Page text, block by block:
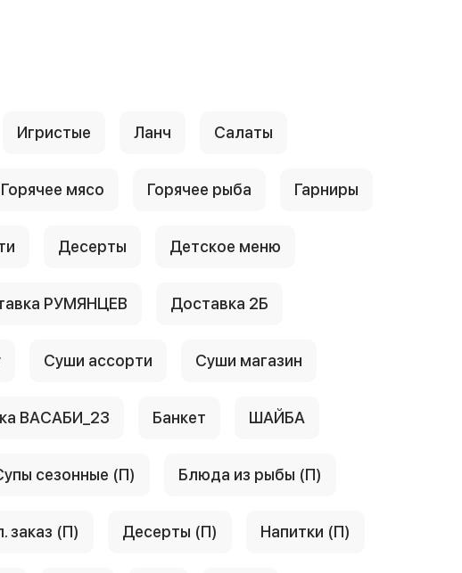
Игристые Ланч Салаты
Горячее мясо Горячее рыба Гарниры
Десерты Детское меню
РУМЯНЦЕВ Доставка 2Б
Суши ассорти Суши магазин
ВАСАБИ_23 Банкет ШАЙБА
сезонные (П) Блюда из рыбы (П)
заказ (П) Десерты (П) Напитки (П)